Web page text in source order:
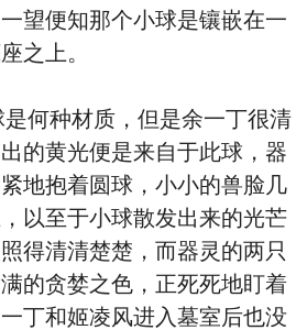
望便知那个小球是镶嵌在一
之上。
何种材质，但是余一丁很清
的黄光便是来自于此球，器
地抱着圆球，小小的兽脸几
以至于小球散发出来的光芒
得清清楚楚，而器灵的两只
的贪婪之色，正死死地盯着
丁和姬凌风进入墓室后也没